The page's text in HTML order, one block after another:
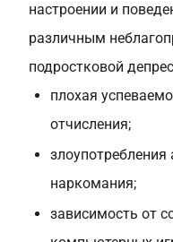
настроении и
различным
подростковой
плохая
отчисления;
наркомания;
зависимость от